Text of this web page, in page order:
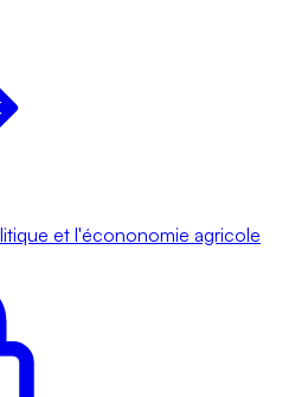
et l'écononomie agricole